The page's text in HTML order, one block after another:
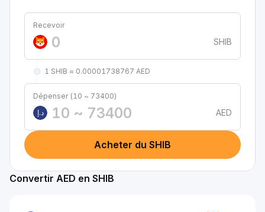
Recevoir
SHIB
1 SHIB ≈ 0.00001738767 AED
Dépenser (10 ~ 73400)
د.إ
AED
Acheter du SHIB
Convertir AED en SHIB